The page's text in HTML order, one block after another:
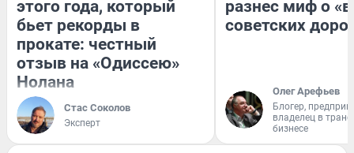
этого года, который
бьет рекорды в
прокате: честный
отзыв на «Одиссею»
Нолана
Стас Соколов
Эксперт
разнес миф о
советских
Олег Арефьев
Блогер,
владелец в
бизнесе